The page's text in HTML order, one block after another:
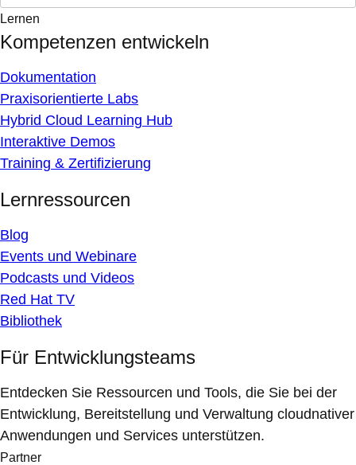
Lernen
Kompetenzen entwickeln
Dokumentation
Praxisorientierte Labs
Hybrid Cloud Learning Hub
Interaktive Demos
Training & Zertifizierung
Lernressourcen
Blog
Events und Webinare
Podcasts und Videos
Red Hat TV
Bibliothek
Für Entwicklungsteams
Entdecken Sie Ressourcen und Tools, die Sie bei der
Entwicklung, Bereitstellung und Verwaltung cloudnativer
Anwendungen und Services unterstützen.
Partner